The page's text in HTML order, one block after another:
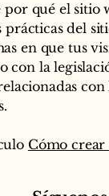
por qué el sitio
del
en que tus
con la
con
Cómo crear